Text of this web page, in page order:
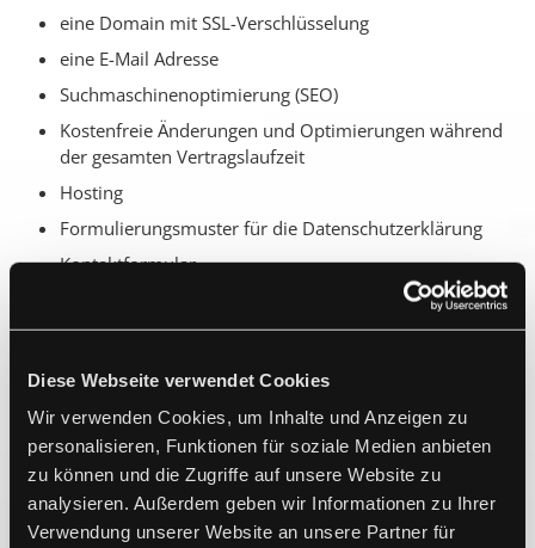
Diese Webseite verwendet Cookies
Wir verwenden Cookies, um Inhalte und Anzeigen zu
personalisieren, Funktionen für soziale Medien anbieten
zu können und die Zugriffe auf unsere Website zu
analysieren. Außerdem geben wir Informationen zu Ihrer
Verwendung unserer Website an unsere Partner für
eine Domain mit SSL-Verschlüsselung
eine E-Mail Adresse
Suchmaschinenoptimierung (SEO)
Kostenfreie Änderungen und Optimierungen während
der gesamten Vertragslaufzeit
Hosting
Formulierungsmuster für die Datenschutzerklärung
Kontaktformular
Regelmäßiger technischer Qualitäts-Check
Termin für die telefonische Konzeptbesprechung zu
Preis
Einmalige Erstellung499,– €
Monatspauschaleje 29,– € / Jahrespauschale319,– €